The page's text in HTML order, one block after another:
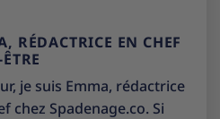
RÉDACTRICE EN CHEF
je suis Emma, rédactrice
chez Spadenage.co. Si